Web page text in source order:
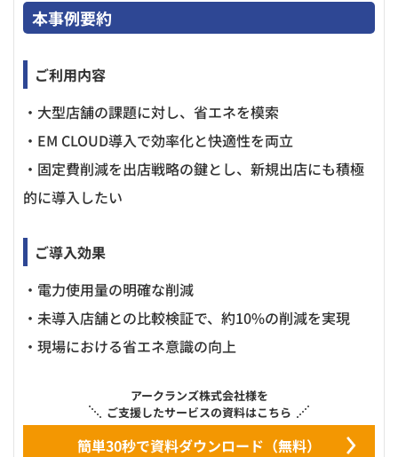
本事例要約
ご利用内容
・大型店舗の課題に対し、省エネを模索
・EM CLOUD導入で効率化と快適性を両立
・固定費削減を出店戦略の鍵とし、新規出店にも積極
的に導入したい
ご導入効果
・電力使用量の明確な削減
・未導入店舗との比較検証で、約10%の削減を実現
・現場における省エネ意識の向上
アークランズ株式会社様を
ご支援したサービスの資料はこちら
簡単30秒で資料ダウンロード（無料）